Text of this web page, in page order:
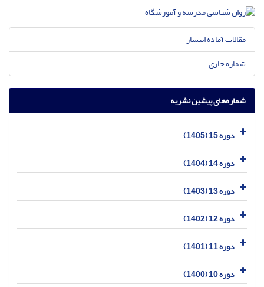
مقالات آماده انتشار
شماره جاری
شماره‌های پیشین نشریه
دوره 15 (1405)
دوره 14 (1404)
دوره 13 (1403)
دوره 12 (1402)
دوره 11 (1401)
دوره 10 (1400)